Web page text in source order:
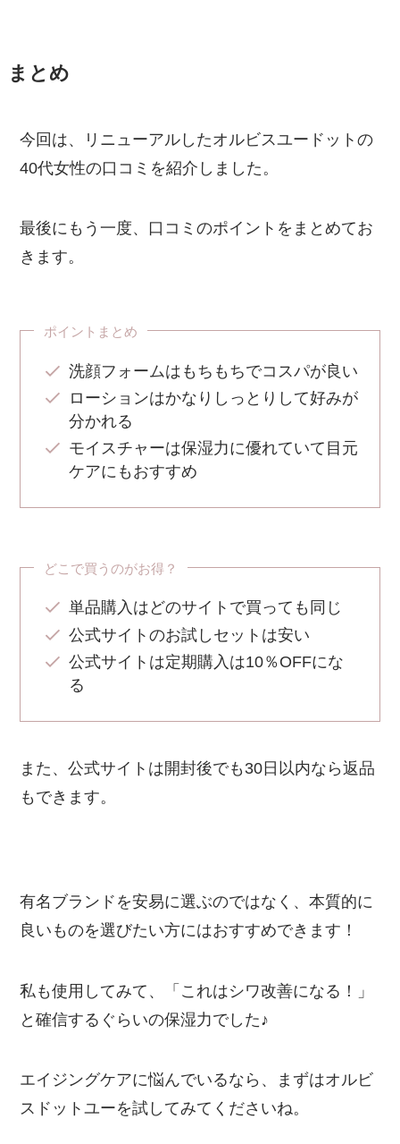
まとめ
今回は、リニューアルしたオルビスユードットの
40代女性の口コミを紹介しました。
最後にもう一度、口コミのポイントをまとめてお
きます。
ポイントまとめ
洗顔フォームはもちもちでコスパが良い
ローションはかなりしっとりして好みが
分かれる
モイスチャーは保湿力に優れていて目元
ケアにもおすすめ
どこで買うのがお得？
単品購入はどのサイトで買っても同じ
公式サイトのお試しセットは安い
公式サイトは定期購入は10％OFFにな
る
また、公式サイトは開封後でも30日以内なら返品
もできます。
有名ブランドを安易に選ぶのではなく、本質的に
良いものを選びたい方にはおすすめできます！
私も使用してみて、「これはシワ改善になる！」
と確信するぐらいの保湿力でした♪
エイジングケアに悩んでいるなら、まずはオルビ
スドットユーを試してみてくださいね。